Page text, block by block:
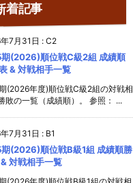
着記事
7月31日 : C2
(2026)順位戦C級2組 成績順
& 対戦相手一覧
(2026年度)順位戦C級2組の対戦相
敗の一覧（成績順）。 参照： ...
7月31日 : B1
(2026)順位戦B級1組 成績順勝
対戦相手一覧